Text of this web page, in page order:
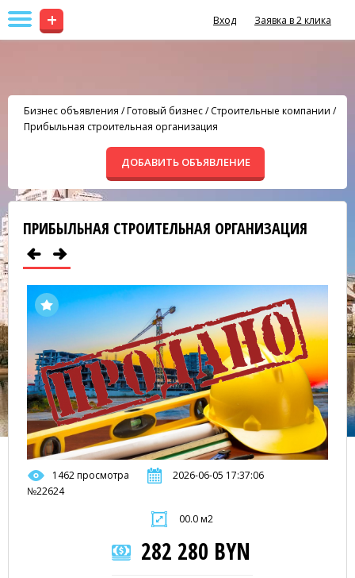
+ Вход Заявка в 2 клика
Бизнес объявления /Готовый бизнес/Строительные компании /
Прибыльная строительная организация
ДОБАВИТЬ ОБЪЯВЛЕНИЕ
ПРИБЫЛЬНАЯ СТРОИТЕЛЬНАЯ ОРГАНИЗАЦИЯ
1462 просмотра
2026-06-05 17:37:06
№22624
00.0 м2
282 280 BYN